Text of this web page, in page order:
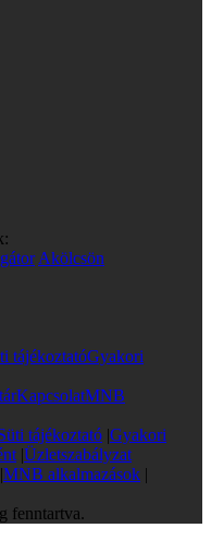
Akölcsön
tájékoztatóGyakori
KapcsolatMNB
tájékoztató |Gyakori
|Üzletszabályzat
|MNB alkalmazások |
fenntartva.